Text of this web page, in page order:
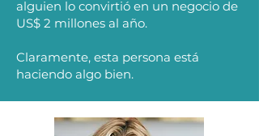
alguien lo convirtió en un negocio de
US$ 2 millones al año.
Claramente, esta persona está
haciendo algo bien.